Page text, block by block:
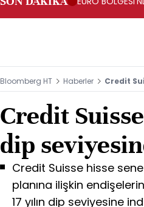
Bloomberg HT Haberler Credit
Credit
dip
Credit Suisse hisse
planına ilişkin
17 yılın dip seviyesine